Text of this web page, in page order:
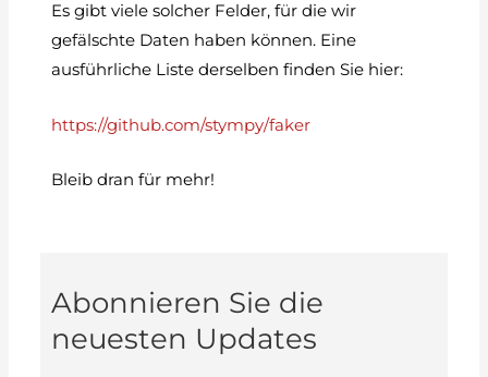
Es gibt viele solcher Felder, für die wir
gefälschte Daten haben können. Eine
ausführliche Liste derselben finden Sie hier:
https://github.com/stympy/faker
Bleib dran für mehr!
Abonnieren Sie die
neuesten Updates